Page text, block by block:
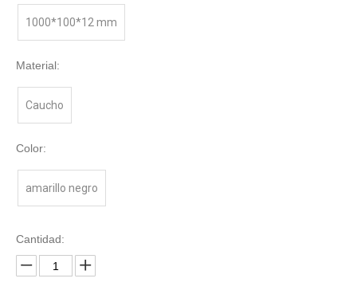
1000*100*12 mm
Material:
Caucho
Color:
amarillo negro
Cantidad: